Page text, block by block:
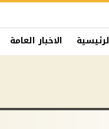
الاخبار العامة